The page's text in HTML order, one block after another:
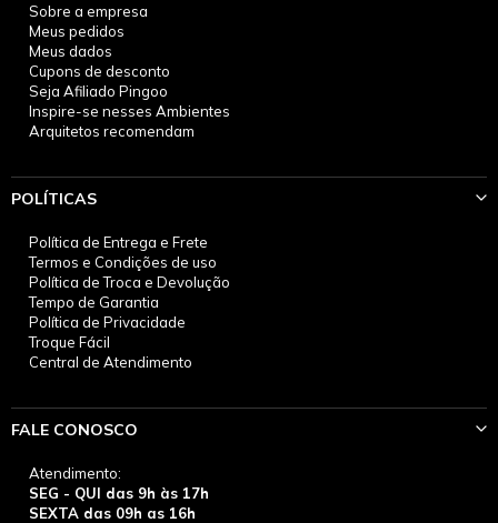
Sobre a empresa
Meus pedidos
Meus dados
Cupons de desconto
Seja Afiliado Pingoo
Inspire-se nesses Ambientes
Arquitetos recomendam
POLÍTICAS
Política de Entrega e Frete
Termos e Condições de uso
Política de Troca e Devolução
Tempo de Garantia
Política de Privacidade
Troque Fácil
Central de Atendimento
FALE CONOSCO
Atendimento:
SEG - QUI das 9h às 17h
SEXTA das 09h as 16h